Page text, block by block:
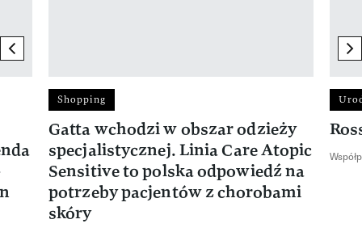
previous element
Shopping
Gatta wchodzi w obszar odzieży
specjalistycznej. Linia Care Atopic
Sensitive to polska odpowiedź na
potrzeby pacjentów z chorobami
skóry